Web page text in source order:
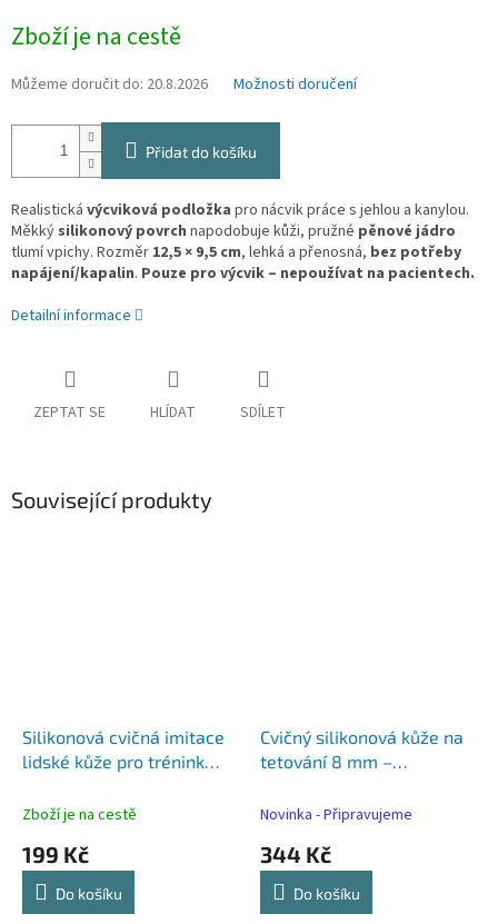
cena:
Zboží je na cestě
Můžeme doručit do: 20.8.2026 Možnosti doručení
Přidat do košíku
Realistická výcviková podložka pro nácvik práce s jehlou a kanylou.
Měkký silikonový povrch napodobuje kůži, pružné pěnové jádro
tlumí vpichy. Rozměr 12,5 × 9,5 cm, lehká a přenosná, bez potřeby
napájení/kapalin. Pouze pro výcvik – nepoužívat na pacientech.
Detailní informace
ZEPTAT SE HLÍDAT SDÍLET
Související produkty
Silikonová cvičná imitace
lidské kůže pro trénink
Zboží je na cestě
199 Kč
Do košíku
Cvičný silikonová kůže na
tetování 8 mm –
světle béžová
Novinka - Připravujeme
344 Kč
Do košíku